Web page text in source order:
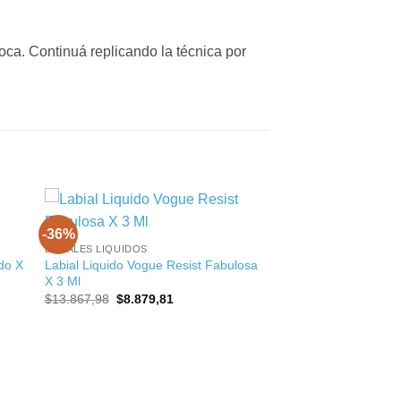
Continuá replicando la técnica por
X
-36%
+
LABIALES LIQUIDOS
Labial Liquido Vogue Resist Fabulosa
X 3 Ml
$13.867,98 El
$8.879,81